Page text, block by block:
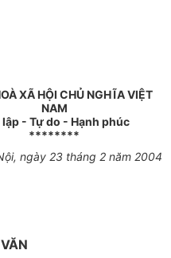
XÃ HỘI CHỦ NGHĨA VIỆT
NAM
- Tự do - Hạnh phúc
********
ngày 23 tháng 2 năm 2004